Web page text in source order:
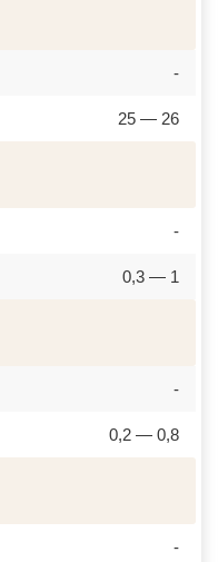
-
25 — 26
-
0,3 — 1
-
0,2 — 0,8
-